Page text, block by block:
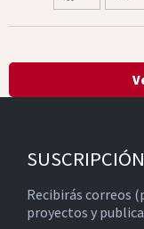
Recibirás correos
proyectos y